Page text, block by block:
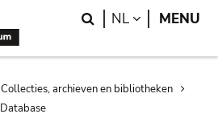
Search
NL LANGUAGE
MENU
Collecties, archieven en bibliotheken